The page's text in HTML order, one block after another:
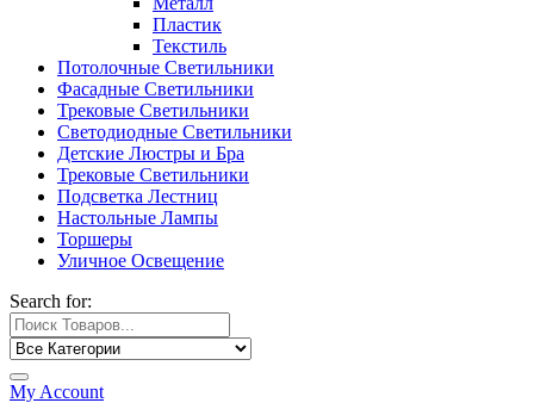
Пластик
Текстиль
Потолочные Светильники
Фасадные Светильники
Трековые Светильники
Светодиодные Светильники
Детские Люстры и Бра
Трековые Светильники
Подсветка Лестниц
Настольные Лампы
Торшеры
Уличное Освещение
Search for:
My Account